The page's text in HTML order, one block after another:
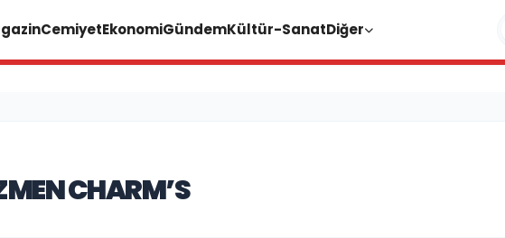
CemiyetEkonomiGündemKültür-SanatDiğer
CHARM’S